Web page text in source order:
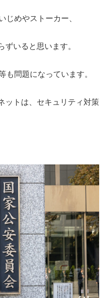
じめやストーカー、
いると思います。
も問題になっています。
ットは、セキュリティ対策